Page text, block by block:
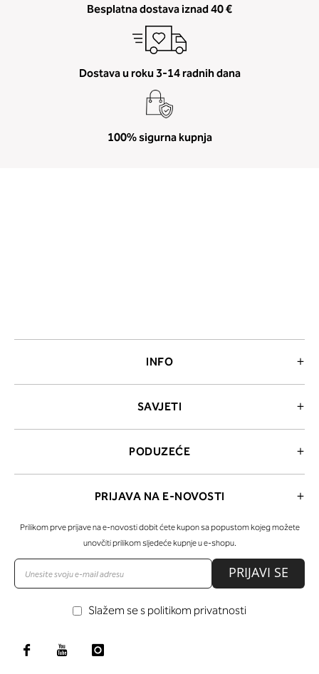
Besplatna dostava iznad 40 €
Dostava u roku 3-14 radnih dana
100% sigurna kupnja
INFO
SAVJETI
PODUZEĆE
PRIJAVA NA E-NOVOSTI
Prilikom prve prijave na e-novosti dobit ćete kupon sa popustom kojeg možete
unovčiti prilikom sljedeće kupnje u e-shopu.
PRIJAVI SE
Slažem se s politikom privatnosti